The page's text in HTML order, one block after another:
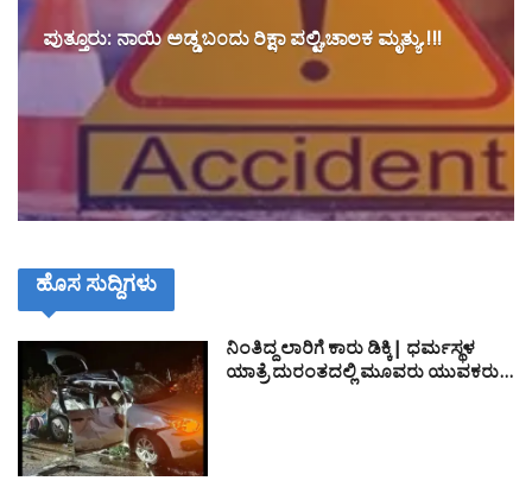
ಪುತ್ತೂರು: ನಾಯಿ ಅಡ್ಡ ಬಂದು ರಿಕ್ಷಾ ಪಲ್ಟಿ,ಚಾಲಕ ಮೃತ್ಯು.!!!
ಹೊಸ ಸುದ್ದಿಗಳು
ನಿಂತಿದ್ದ ಲಾರಿಗೆ ಕಾರು ಡಿಕ್ಕಿ| ಧರ್ಮಸ್ಥಳ
ಯಾತ್ರೆ ದುರಂತದಲ್ಲಿ ಮೂವರು ಯುವಕರು…